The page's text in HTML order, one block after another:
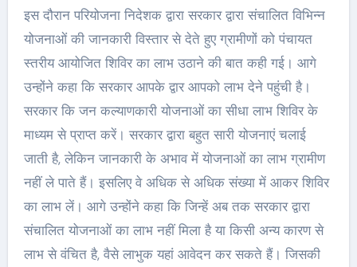
इस दौरान परियोजना निदेशक द्वारा सरकार द्वारा संचालित विभिन्न
योजनाओं की जानकारी विस्तार से देते हुए ग्रामीणों को पंचायत
स्तरीय आयोजित शिविर का लाभ उठाने की बात कही गई। आगे
उन्होंने कहा कि सरकार आपके द्वार आपको लाभ देने पहुंची है।
सरकार कि जन कल्याणकारी योजनाओं का सीधा लाभ शिविर के
माध्यम से प्राप्त करें। सरकार द्वारा बहुत सारी योजनाएं चलाई
जाती है, लेकिन जानकारी के अभाव में योजनाओं का लाभ ग्रामीण
नहीं ले पाते हैं। इसलिए वे अधिक से अधिक संख्या में आकर शिविर
का लाभ लें। आगे उन्होंने कहा कि जिन्हें अब तक सरकार द्वारा
संचालित योजनाओं का लाभ नहीं मिला है या किसी अन्य कारण से
लाभ से वंचित है, वैसे लाभुक यहां आवेदन कर सकते हैं। जिसकी